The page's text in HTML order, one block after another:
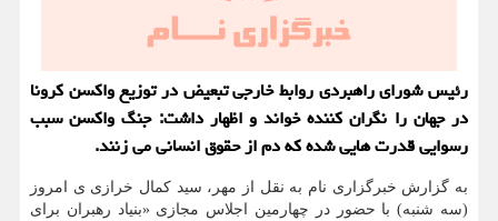
رئیس شورای راهبردی روابط خارجی تبعیض در توزیع واکسن کرونا
در جهان را نگران کننده خواند و اظهار داشت: جنگ واکسن سبب
رسوایی قدرت هایی شده که دم از حقوق انسانی می زنند.
به گزارش خبرگزاری نام به نقل از مهر، سید کمال خرازی ی امروز
(سه شنبه) با حضور در چهارمین اجلاس مجازی «بنیاد رهبران برای